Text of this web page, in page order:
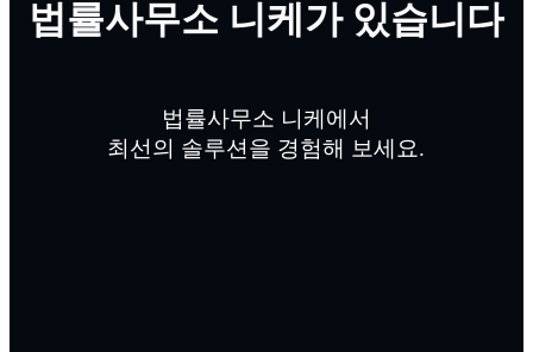
법률사무소 니케가 있습니다
법률사무소 니케에서
최선의 솔루션을 경험해 보세요.